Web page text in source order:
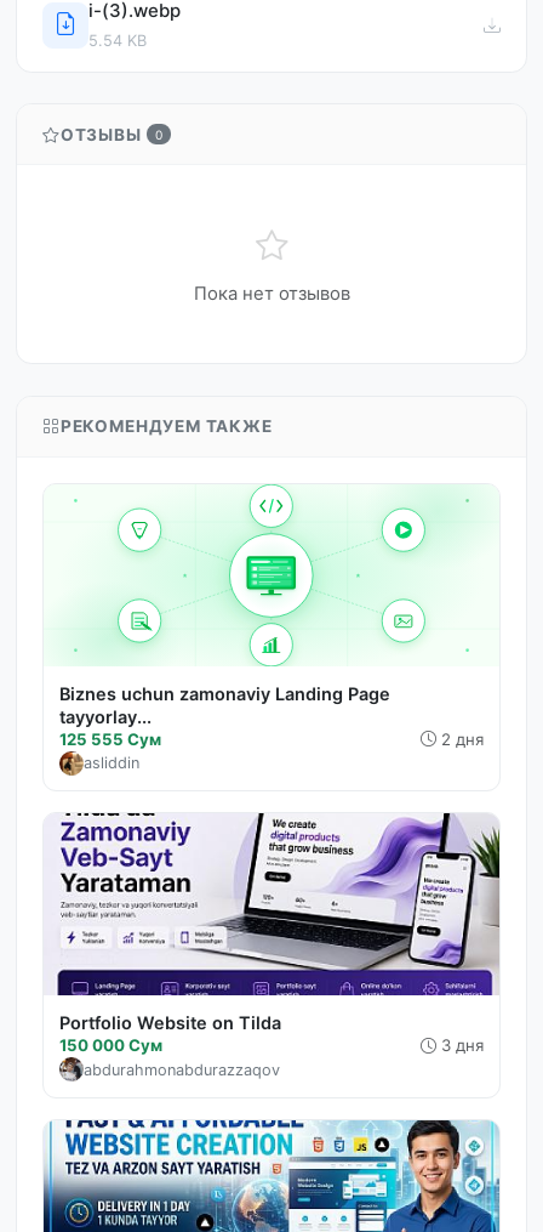
i-(3).webp
5.54 KB
ОТЗЫВЫ 0
Пока нет отзывов
РЕКОМЕНДУЕМ ТАКЖЕ
Biznes uchun zamonaviy Landing Page
tayyorlay...
125 555 Сум 2 дня
asliddin
Portfolio Website on Tilda
150 000 Сум 3 дня
abdurahmonabdurazzaqov